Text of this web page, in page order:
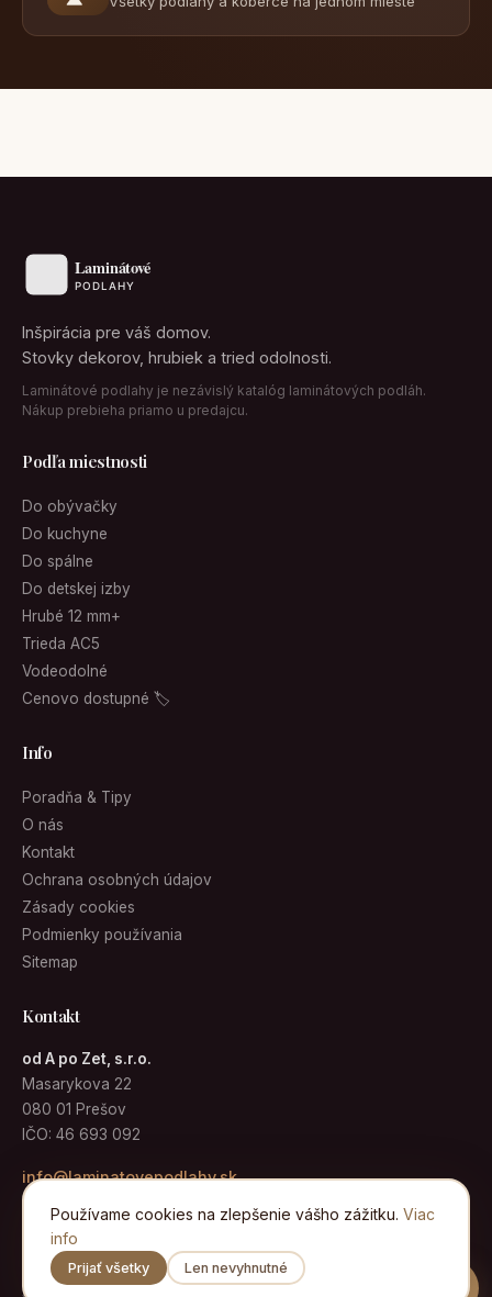
Používame cookies na zlepšenie vášho zážitku. Viac
info
Prijať všetky Len nevyhnutné
Inšpirácia pre váš domov.
Stovky dekorov, hrubiek a tried odolnosti.
Laminátové podlahy je nezávislý katalóg laminátových podláh.
Nákup prebieha priamo u predajcu.
Podľa miestnosti
Do obývačky
Do kuchyne
Do spálne
Do detskej izby
Hrubé 12 mm+
Trieda AC5
Vodeodolné
Cenovo dostupné 🏷
Info
Poradňa & Tipy
O nás
Kontakt
Ochrana osobných údajov
Zásady cookies
Podmienky používania
Sitemap
Kontakt
od A po Zet, s.r.o.
Masarykova 22
080 01 Prešov
IČO: 46 693 092
info@laminatovepodlahy.sk
© 2026 Laminátové podlahy · od A po Zet, s.r.o. · Všetky práva